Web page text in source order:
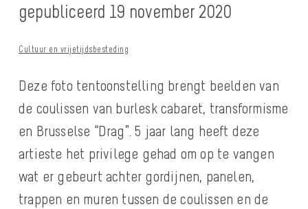
gepubliceerd 19 november 2020
Cultuur en vrijetijdsbesteding
Deze foto tentoonstelling brengt beelden van
de coulissen van burlesk cabaret, transformisme
en Brusselse “Drag”. 5 jaar lang heeft deze
artieste het privilege gehad om op te vangen
wat er gebeurt achter gordijnen, panelen,
trappen en muren tussen de coulissen en de